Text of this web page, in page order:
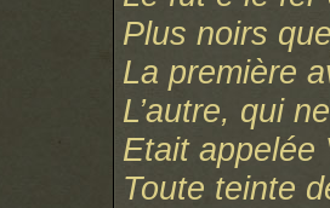
Plus noirs
La première
L’autre, qui
Etait appelée
Toute teinte